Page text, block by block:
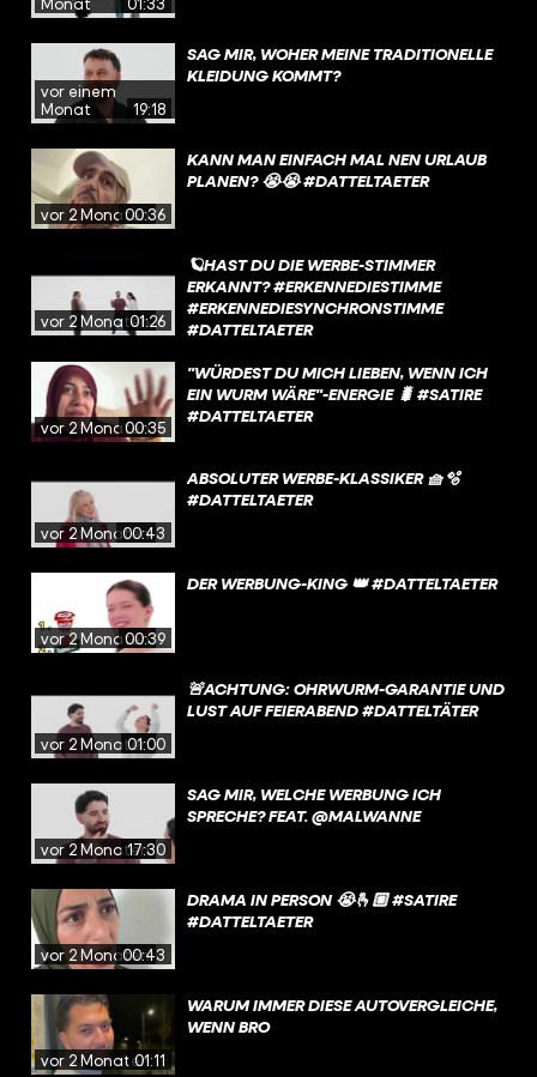
vor einem
Monat
19:18
SAG MIR, WOHER MEINE TRADITIONELLE
KLEIDUNG KOMMT?
vor 2 Monaten
00:36
KANN MAN EINFACH MAL NEN URLAUB
PLANEN? 😭😭 #DATTELTAETER
vor 2 Monaten01:26
🪐HAST DU DIE WERBE-STIMMER
ERKANNT? #ERKENNEDIESTIMME
#ERKENNEDIESYNCHRONSTIMME
#DATTELTAETER
vor 2 Monaten
00:35
"WÜRDEST DU MICH LIEBEN, WENN ICH
EIN WURM WÄRE"-ENERGIE 🐛 #SATIRE
#DATTELTAETER
vor 2 Monaten
00:43
ABSOLUTER WERBE-KLASSIKER 🧺🫧
#DATTELTAETER
vor 2 Monaten
00:39
DER WERBUNG-KING 👑 #DATTELTAETER
vor 2 Monaten
01:00
🚨ACHTUNG: OHRWURM-GARANTIE UND
LUST AUF FEIERABEND #DATTELTÄTER
vor 2 Monaten
17:30
SAG MIR, WELCHE WERBUNG ICH
SPRECHE? FEAT. @MALWANNE
vor 2 Monaten
00:43
DRAMA IN PERSON 😭🫰🏼 #SATIRE
#DATTELTAETER
vor 2 Monaten01:11
WARUM IMMER DIESE AUTOVERGLEICHE,
WENN BRO